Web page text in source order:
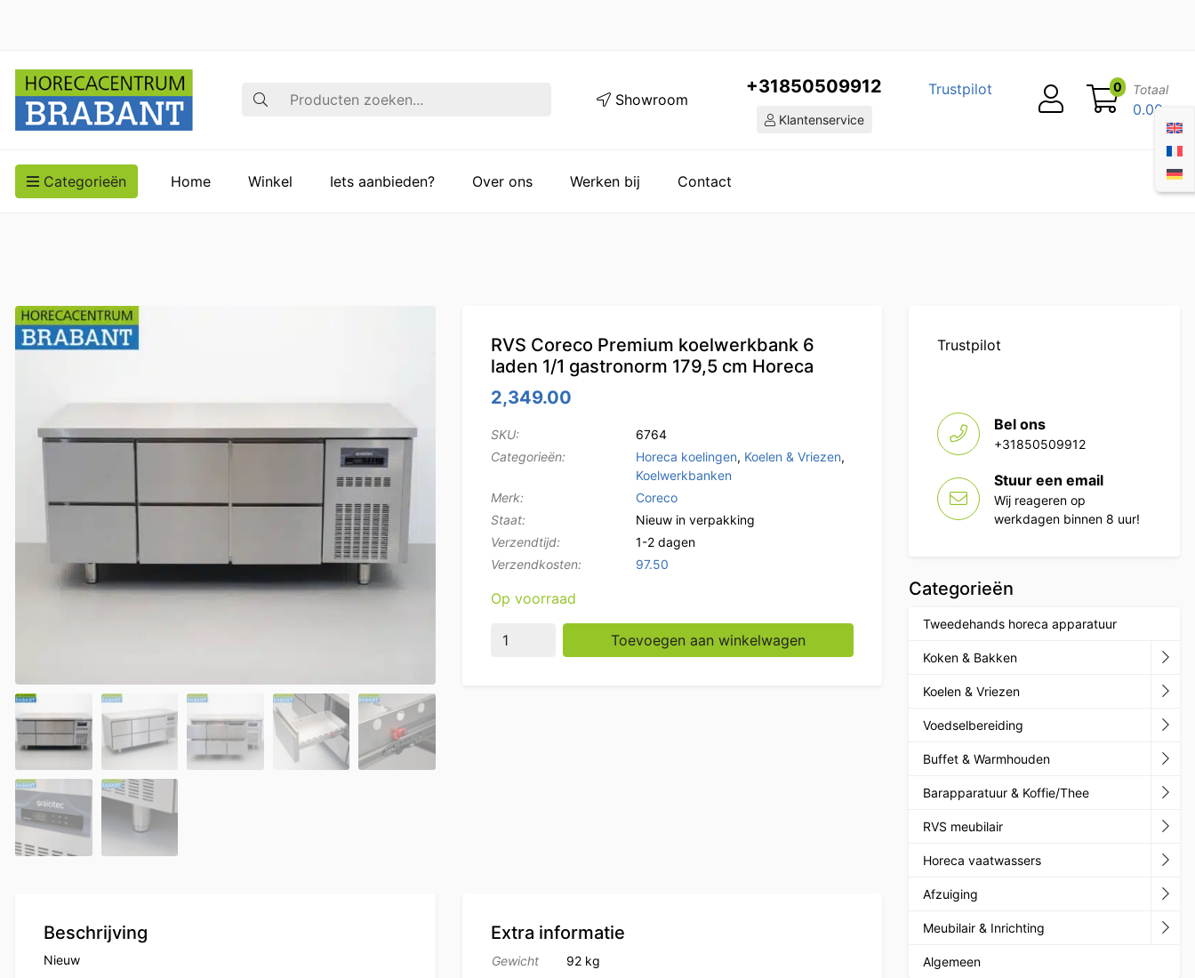
Zoek op Showroom
+31850509912
Klantenservice
Trustpilot 0 Totaal
0.00
Categorieën Home Winkel Iets aanbieden? Over ons Werken bij Contact
RVS Coreco Premium koelwerkbank 6
laden 1/1 gastronorm 179,5 cm Horeca
2,349.00
SKU:
6764
Categorieën:
Horeca koelingen, Koelen & Vriezen,
Koelwerkbanken
Merk:
Coreco
Staat:
Nieuw in verpakking
Verzendtijd:
1-2 dagen
Verzendkosten:
97.50
Op voorraad
RVS Coreco Premium koelwerkbank 6 laden 1/1 gastronorm 179,5 cm Horeca aantal
Toevoegen aan winkelwagen
Beschrijving
Nieuw
Extra informatie
Gewicht
92 kg
Trustpilot
Bel ons
+31850509912
Stuur een email
Wij reageren op
werkdagen binnen 8 uur!
Categorieën
Tweedehands horeca apparatuur
Koken & Bakken
Koelen & Vriezen
Voedselbereiding
Buffet & Warmhouden
Barapparatuur & Koffie/Thee
RVS meubilair
Horeca vaatwassers
Afzuiging
Meubilair & Inrichting
Algemeen